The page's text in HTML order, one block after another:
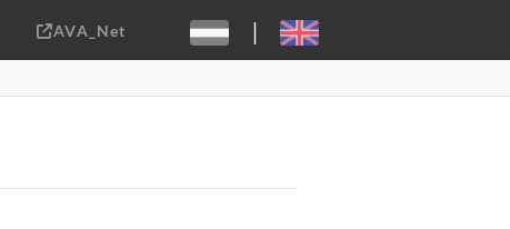
AVA_Net | Sebastiaan ter Burg, CC-BY-2.0